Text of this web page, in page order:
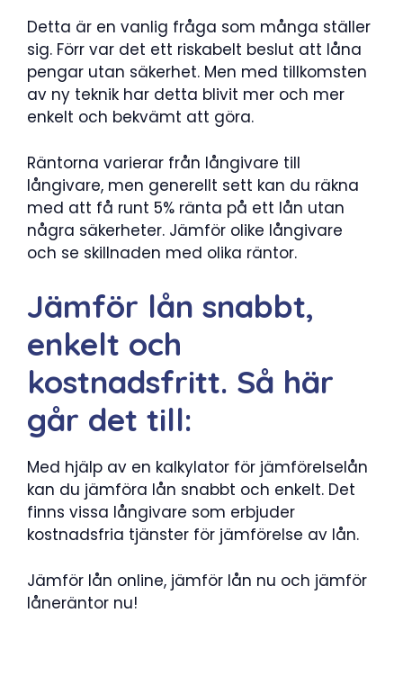
Detta är en vanlig fråga som många ställer
sig. Förr var det ett riskabelt beslut att låna
pengar utan säkerhet. Men med tillkomsten
av ny teknik har detta blivit mer och mer
enkelt och bekvämt att göra.
Räntorna varierar från långivare till
långivare, men generellt sett kan du räkna
med att få runt 5% ränta på ett lån utan
några säkerheter. Jämför olike långivare
och se skillnaden med olika räntor.
Jämför lån snabbt,
enkelt och
kostnadsfritt. Så här
går det till:
Med hjälp av en kalkylator för jämförelselån
kan du jämföra lån snabbt och enkelt. Det
finns vissa långivare som erbjuder
kostnadsfria tjänster för jämförelse av lån.
Jämför lån online, jämför lån nu och jämför
låneräntor nu!